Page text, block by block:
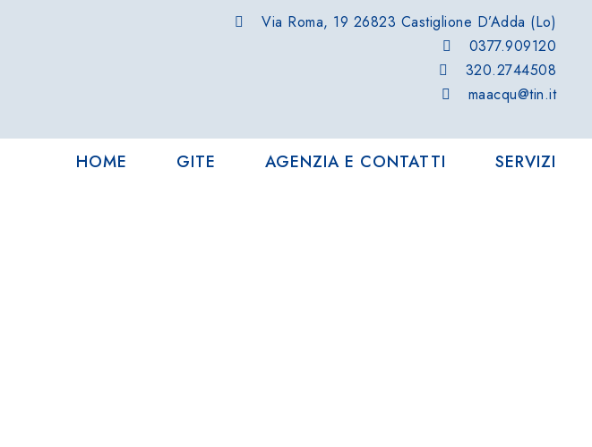
Via Roma, 19 26823 Castiglione D’Adda (Lo)
0377.909120
320.2744508
maacqu@tin.it
HOME GITE AGENZIA E CONTATTI SERVIZI